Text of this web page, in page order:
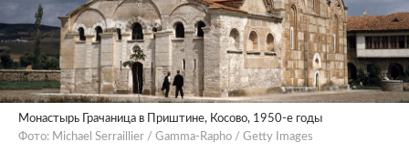
Монастырь Грачаница в Приштине, Косово, 1950-е годы
Фото: Michael Serraillier / Gamma-Rapho / Getty Images